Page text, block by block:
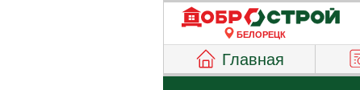
БЕЛОРЕЦК
Главная